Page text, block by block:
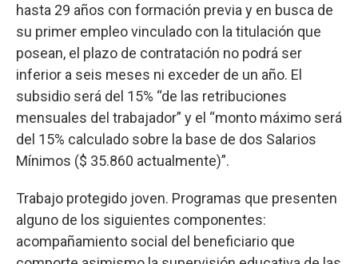
hasta 29 años con formación previa y en busca de
su primer empleo vinculado con la titulación que
posean, el plazo de contratación no podrá ser
inferior a seis meses ni exceder de un año. El
subsidio será del 15% “de las retribuciones
mensuales del trabajador” y el “monto máximo será
del 15% calculado sobre la base de dos Salarios
Mínimos ($ 35.860 actualmente)”.
Trabajo protegido joven. Programas que presenten
alguno de los siguientes componentes:
acompañamiento social del beneficiario que